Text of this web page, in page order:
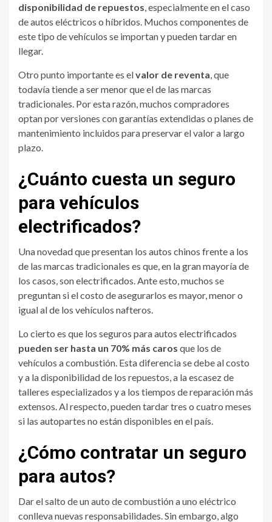
disponibilidad de repuestos, especialmente en el caso
de autos eléctricos o híbridos. Muchos componentes de
este tipo de vehículos se importan y pueden tardar en
llegar.
Otro punto importante es elvalor de reventa, que
todavía tiende a ser menor que el de las marcas
tradicionales. Por esta razón, muchos compradores
optan por versiones con garantías extendidas o planes de
mantenimiento incluidos para preservar el valor a largo
plazo.
¿Cuánto cuesta un seguro
para vehículos
electrificados?
Una novedad que presentan los autos chinos frente a los
de las marcas tradicionales es que, en la gran mayoría de
los casos, son electrificados. Ante esto, muchos se
preguntan si el costo de asegurarlos es mayor, menor o
igual al de los vehículos nafteros.
Lo cierto es que los seguros para autos electrificados
pueden ser hasta un 70% más caros que los de
vehículos a combustión. Esta diferencia se debe al costo
y a la disponibilidad de los repuestos, a la escasez de
talleres especializados y a los tiempos de reparación más
extensos. Al respecto, pueden tardar tres o cuatro meses
si las autopartes no están disponibles en el país.
¿Cómo contratar un seguro
para autos?
Dar el salto de un auto de combustión a uno eléctrico
conlleva nuevas responsabilidades. Sin embargo, algo